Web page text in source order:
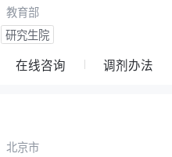
教育部
研究生院
在线咨询 调剂办法
北京市